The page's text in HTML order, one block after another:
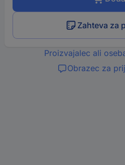
Zahteva za
Proizvajalec ali
Obrazec za